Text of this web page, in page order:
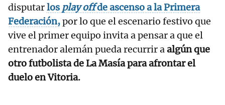
disputarlos play offde ascenso a la Primera
Federación,por lo que el escenario festivo que
vive el primer equipo invita a pensar a que el
entrenador alemán pueda recurrir aalgún que
otro futbolista de La Masía para afrontar el
duelo en Vitoria.